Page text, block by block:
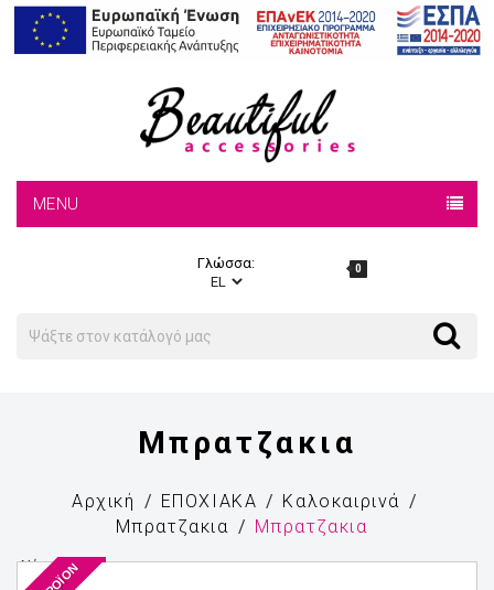
MENU
Γλώσσα: 0
Search
Μπρατζακια
Αρχική ΕΠΟΧΙΑΚΑ
Καλοκαιρινά
Μπρατζακια
Μπρατζακια
Νέο προϊόν